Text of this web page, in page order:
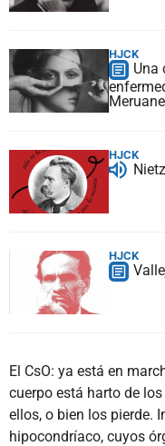
HJCK
Una
Meruane
HJCK
HJCK
El CsO: ya está en
cuerpo está harto de
ellos, o bien los pierde.
hipocondríaco, cuyos